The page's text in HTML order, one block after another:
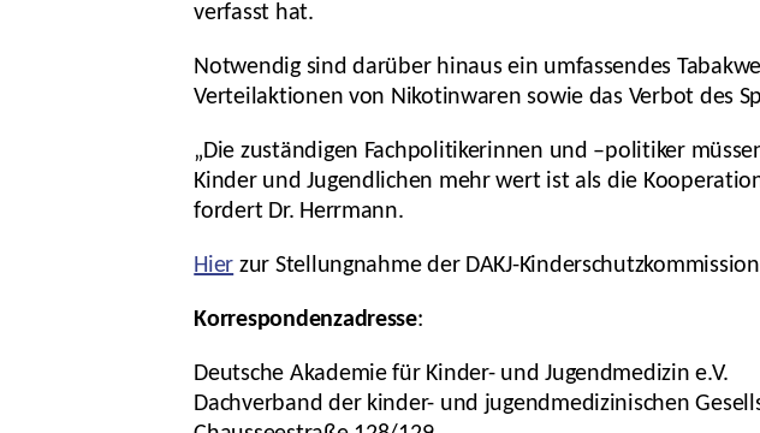
verfasst hat.
Notwendig sind darüber hinaus ein umfassendes
Verteilaktionen von Nikotinwaren sowie das Verbot des
„Die zuständigen Fachpolitikerinnen und –politiker
Kinder und Jugendlichen mehr wert ist als die
fordert Dr. Herrmann.
Hier zur Stellungnahme der DAKJ-
Korrespondenzadresse:
Deutsche Akademie für Kinder- und Jugendmedizin e.V.
Dachverband der kinder- und jugendmedizinischen